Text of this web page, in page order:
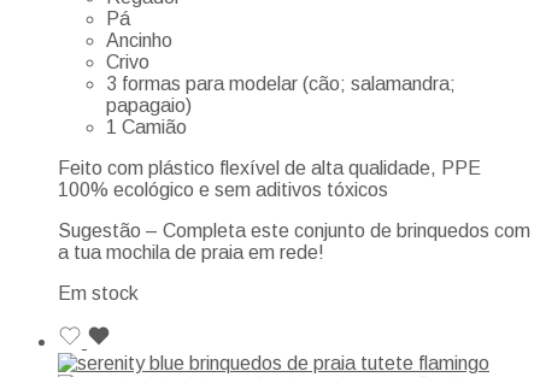
Pá
Ancinho
Crivo
3 formas para modelar (cão; salamandra;
papagaio)
1 Camião
Feito com plástico flexível de alta qualidade, PPE
100% ecológico e sem aditivos tóxicos
Sugestão – Completa este conjunto de brinquedos com
a tua mochila de praia em rede!
Em stock